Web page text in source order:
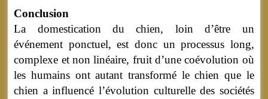
Conclusion
La domestication du chien, loin d’être un
événement ponctuel, est donc un processus long,
complexe et non linéaire, fruit d’une coévolution où
les humains ont autant transformé le chien que le
chien a influencé l’évolution culturelle des sociétés